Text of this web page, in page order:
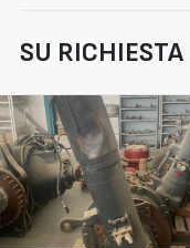
SU RICHIESTA